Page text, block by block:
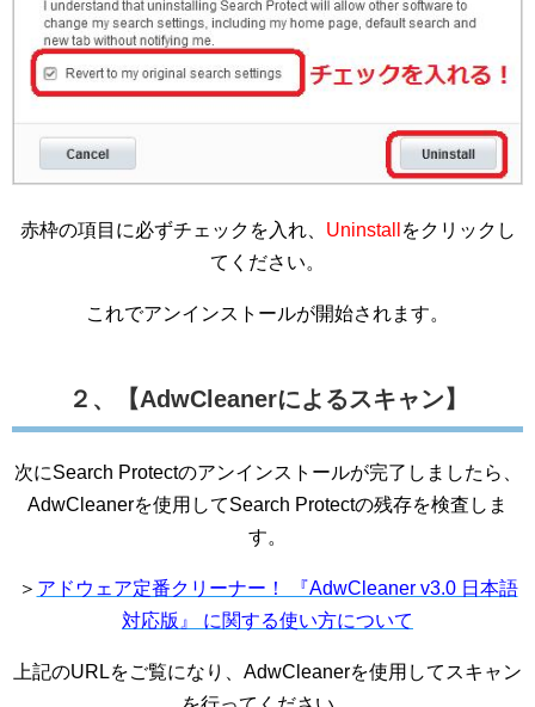
赤枠の項目に必ずチェックを入れ、 Uninstall
をクリックし
てください。
これでアンインストールが開始されます。
２、【AdwCleanerによるスキャン】
次にSearch Protectのアンインストールが完了しましたら、
AdwCleanerを使用してSearch Protectの残存を検査しま
す。
＞ アドウェア定番クリーナー！ 『AdwCleaner v3.0 日本語
対応版』 に関する使い方について
上記のURLをご覧になり、AdwCleanerを使用してスキャン